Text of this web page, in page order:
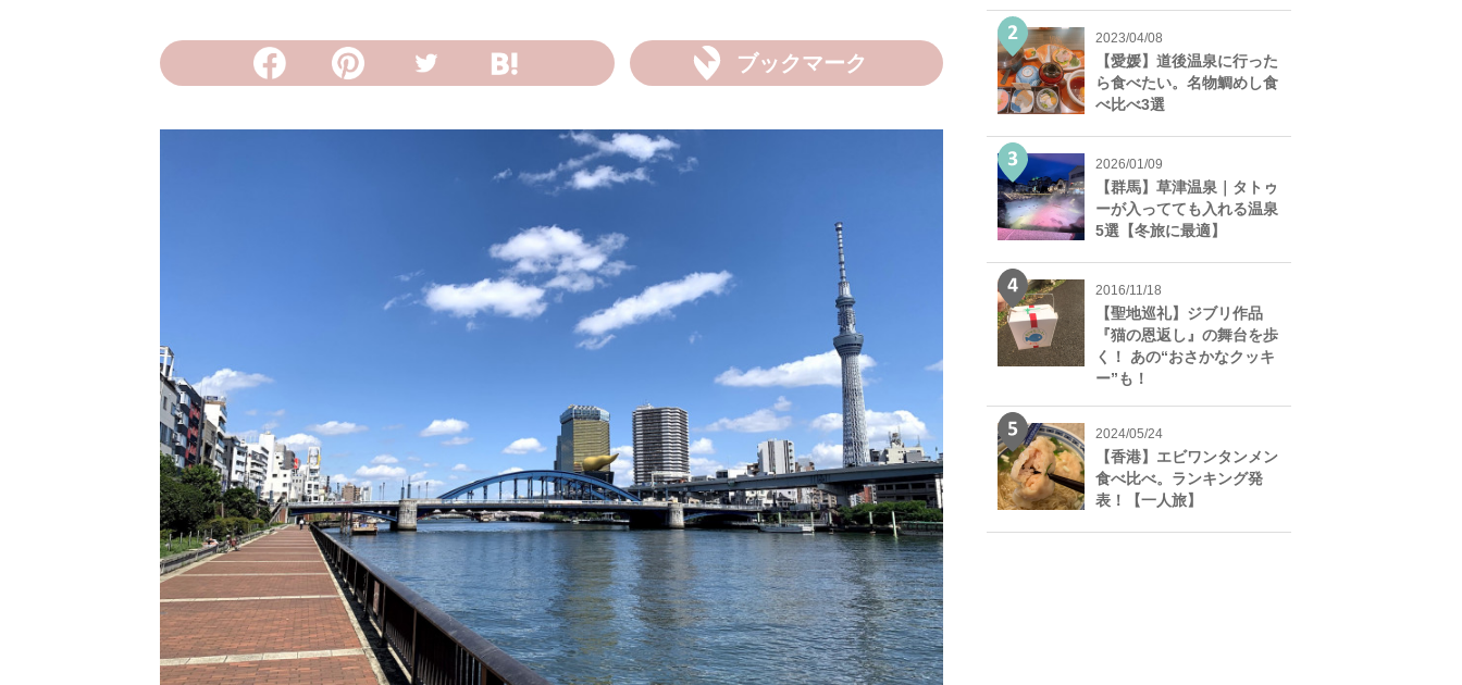
ブックマーク
2023/04/08
【愛媛】道後温泉に行った
ら食べたい。名物鯛めし食
べ比べ3選
2026/01/09
【群馬】草津温泉｜タトゥ
ーが入ってても入れる温泉
5選【冬旅に最適】
2016/11/18
【聖地巡礼】ジブリ作品
『猫の恩返し』の舞台を歩
く！ あの“おさかなクッキ
ー”も！
2024/05/24
【香港】エビワンタンメン
食べ比べ。ランキング発
表！【一人旅】